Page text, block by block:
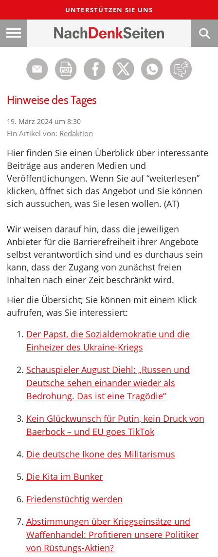
UNTERSTÜTZEN SIE UNS
Hinweise des Tages
19. März 2024 um 8:30
Ein Artikel von: Redaktion
Hier finden Sie einen Überblick über interessante
Beiträge aus anderen Medien und
Veröffentlichungen. Wenn Sie auf “weiterlesen”
klicken, öffnet sich das Angebot und Sie können
sich aussuchen, was Sie lesen wollen. (AT)
Wir weisen darauf hin, dass die jeweiligen
Anbieter für die Barrierefreiheit ihrer Angebote
selbst verantwortlich sind und es durchaus sein
kann, dass der Zugang von zunächst freien
Inhalten nach einer Zeit beschränkt wird.
Hier die Übersicht; Sie können mit einem Klick
aufrufen, was Sie interessiert:
Der Papst, die Sozialdemokratie und die
Einheizer des Ukraine-Kriegs
Schauspieler August Diehl: „Russen und
Deutsche sehen einander wieder als
Bedrohung. Das ist eine Tragödie“
Kein Glückwunsch für Putin, kein Druck von
Baerbock – und EU goes TikTok
Die deutsche Ikone des Militarismus
Die Kita im Bunker
Friedenstüchtig werden
Abstimmungen über Kriegseinsätze und
Waffenhandel: Profitieren unsere Politiker
von Rüstungs-Aktien?